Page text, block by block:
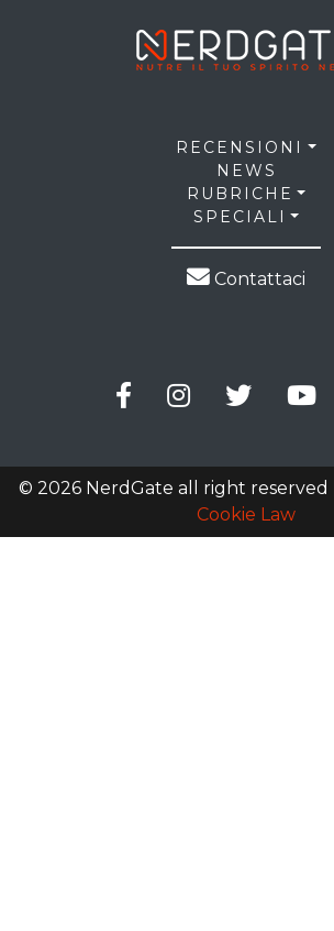
RECENSIONI
NEWS
RUBRICHE
SPECIALI
Contattaci
© 2026 NerdGate all right reserved |
Cookie Law